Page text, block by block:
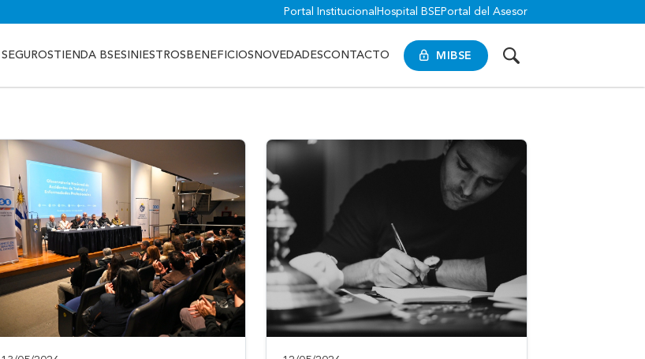
Portal Institucional Hospital BSE Portal del Asesor
MIBSE
SEGUROSTIENDA BSESINIESTROS BENEFICIOS NOVEDADESCONTACTO